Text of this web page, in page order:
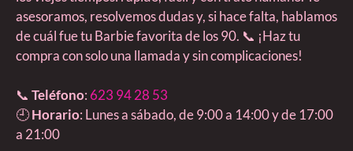
asesoramos, resolvemos dudas y, si hace falta, hablamos
de cuál fue tu Barbie favorita de los 90. 📞 ¡Haz tu
compra con solo una llamada y sin complicaciones!
📞 Teléfono: 623 94 28 53
🕘Horario: Lunes a sábado, de 9:00 a 14:00 y de 17:00
a 21:00